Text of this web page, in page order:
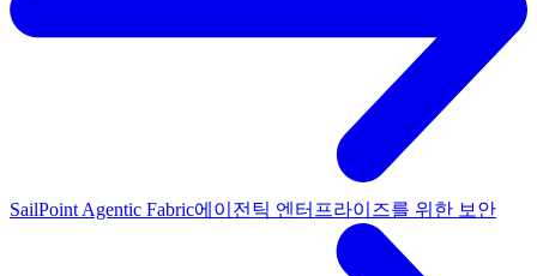
SailPoint Agentic Fabric에이전틱 엔터프라이즈를 위한 보안